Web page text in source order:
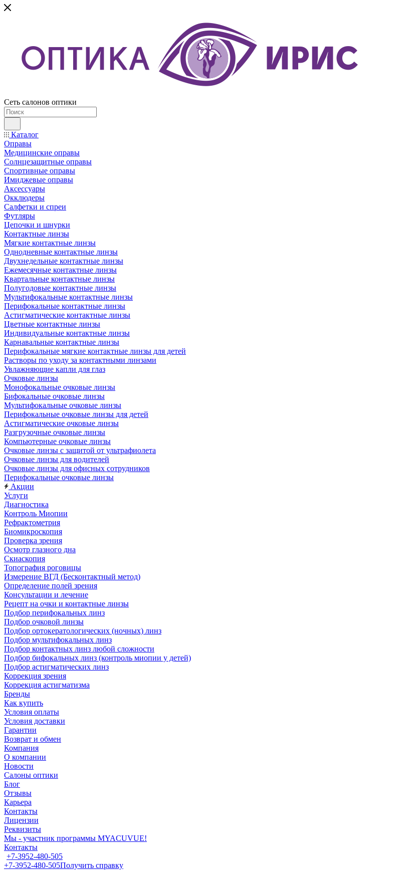
Сеть салонов оптики
Каталог
Оправы
Медицинские оправы
Солнцезащитные оправы
Спортивные оправы
Имиджевые оправы
Аксессуары
Окклюдеры
Салфетки и спреи
Футляры
Цепочки и шнурки
Контактные линзы
Мягкие контактные линзы
Однодневные контактные линзы
Двухнедельные контактные линзы
Ежемесячные контактные линзы
Квартальные контактные линзы
Полугодовые контактные линзы
Мультифокальные контактные линзы
Перифокальные контактные линзы
Астигматические контактные линзы
Цветные контактные линзы
Индивидуальные контактные линзы
Карнавальные контактные линзы
Перифокальные мягкие контактные линзы для детей
Растворы по уходу за контактными линзами
Увлажняющие капли для глаз
Очковые линзы
Монофокальные очковые линзы
Бифокальные очковые линзы
Мультифокальные очковые линзы
Перифокальные очковые линзы для детей
Астигматические очковые линзы
Разгрузочные очковые линзы
Компьютерные очковые линзы
Очковые линзы с защитой от ультрафиолета
Очковые линзы для водителей
Очковые линзы для офисных сотрудников
Перифокальные очковые линзы
Акции
Услуги
Диагностика
Контроль Миопии
Рефрактометрия
Биомикроскопия
Проверка зрения
Осмотр глазного дна
Скиаскопия
Топография роговицы
Измерение ВГД (Бесконтактный метод)
Определение полей зрения
Консультации и лечение
Рецепт на очки и контактные линзы
Подбор перифокальных линз
Подбор очковой линзы
Подбор ортокератологических (ночных) линз
Подбор мультифокальных линз
Подбор контактных линз любой сложности
Подбор бифокальных линз (контроль миопии у детей)
Подбор астигматических линз
Коррекция зрения
Коррекция астигматизма
Бренды
Как купить
Условия оплаты
Условия доставки
Гарантии
Возврат и обмен
Компания
О компании
Новости
Салоны оптики
Блог
Отзывы
Карьера
Контакты
Лицензии
Реквизиты
Мы - участник программы MYACUVUE!
Контакты
+7-3952-480-505
+7-3952-480-505Получить справку